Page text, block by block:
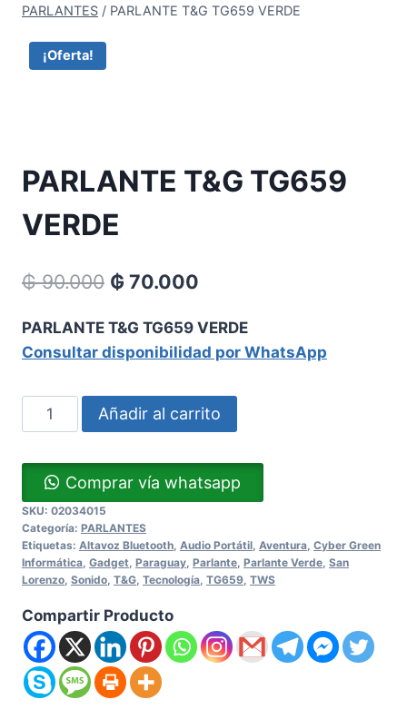
PARLANTES / PARLANTE T&G TG659 VERDE
¡Oferta!
PARLANTE T&G TG659
VERDE
₲90.000 ₲ 70.000
PARLANTE T&G TG659 VERDE
Consultar disponibilidad por WhatsApp
Añadir al carrito
Comprar vía whatsapp
SKU: 02034015
Categoría: PARLANTES
Etiquetas: Altavoz Bluetooth Audio Portátil Aventura Cyber Green
Informática Gadget Paraguay Parlante Parlante Verde San
Lorenzo Sonido T&G Tecnología TG659 TWS
Compartir Producto